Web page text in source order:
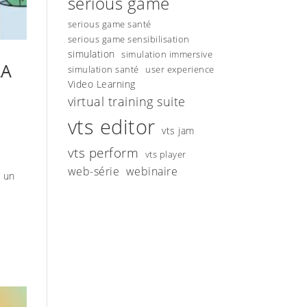
serious game santé
serious game sensibilisation
simulation
simulation immersive
simulation santé
user experience
Video Learning
virtual training suite
vts editor vts jam
vts perform vts player
web-série webinaire